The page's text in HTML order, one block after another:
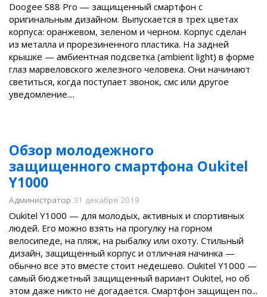
Doogee S88 Pro — защищенный смартфон с
оригинальным дизайном. Выпускается в трех цветах
корпуса: оранжевом, зеленом и черном. Корпус сделан
из металла и прорезиненного пластика. На задней
крышке — амбиентная подсветка (ambient light) в форме
глаз марвеловского железного человека. Они начинают
светиться, когда поступает звонок, смс или другое
уведомление....
Обзор молодежного
защищенного смартфона Oukitel
Y1000
Администратор 31 декабря 2019
Oukitel Y1000 — для молодых, активных и спортивных
людей. Его можно взять на прогулку на горном
велосипеде, на пляж, на рыбалку или охоту. Стильный
дизайн, защищенный корпус и отличная начинка —
обычно все это вместе стоит недешево. Oukitel Y1000 —
самый бюджетный защищенный вариант Oukitel, но об
этом даже никто не догадается. Смартфон защищен по...